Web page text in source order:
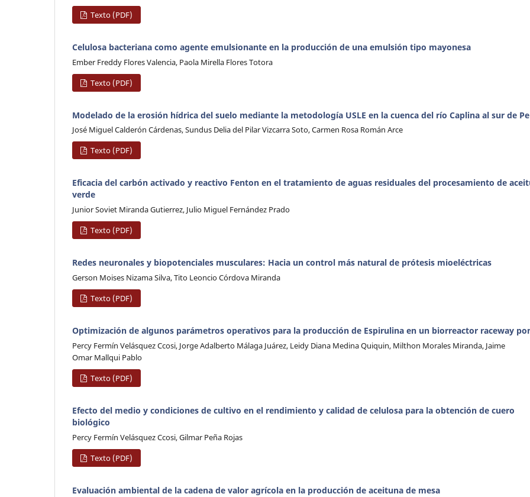
Texto (PDF)
Celulosa bacteriana como agente emulsionante en la producción de una emulsión tipo mayonesa
Ember Freddy Flores Valencia, Paola Mirella Flores Totora
Texto (PDF)
Modelado de la erosión hídrica del suelo mediante la metodología USLE en la cuenca del río Caplina al sur de
José Miguel Calderón Cárdenas, Sundus Delia del Pilar Vizcarra Soto, Carmen Rosa Román Arce
Texto (PDF)
Eficacia del carbón activado y reactivo Fenton en el tratamiento de aguas residuales del procesamiento de
verde
Junior Soviet Miranda Gutierrez, Julio Miguel Fernández Prado
Texto (PDF)
Redes neuronales y biopotenciales musculares: Hacia un control más natural de prótesis mioeléctricas
Gerson Moises Nizama Silva, Tito Leoncio Córdova Miranda
Texto (PDF)
Optimización de algunos parámetros operativos para la producción de Espirulina en un biorreactor raceway
Percy Fermín Velásquez Ccosi, Jorge Adalberto Málaga Juárez, Leidy Diana Medina Quiquin, Milthon Morales Miranda, Jaime
Omar Mallqui Pablo
Texto (PDF)
Efecto del medio y condiciones de cultivo en el rendimiento y calidad de celulosa para la obtención de cuero
biológico
Percy Fermín Velásquez Ccosi, Gilmar Peña Rojas
Texto (PDF)
Evaluación ambiental de la cadena de valor agrícola en la producción de aceituna de mesa